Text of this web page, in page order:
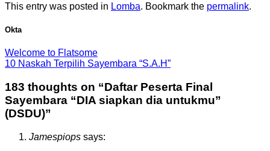
This entry was posted in Lomba. Bookmark the permalink.
Okta
Welcome to Flatsome
10 Naskah Terpilih Sayembara “S.A.H”
183 thoughts on “Daftar Peserta Final
Sayembara “DIA siapkan dia untukmu”
(DSDU)”
Jamespiops says: